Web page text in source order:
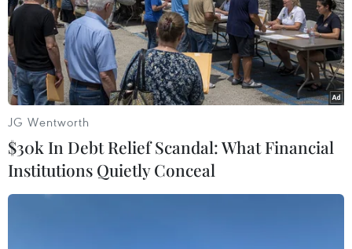
Apple là doanh nghiệp Mỹ đầu tiên có giá
JG Wentworth
$30k In Debt Relief Scandal: What Financial
Institutions Quietly Conceal